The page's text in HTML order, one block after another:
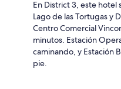
En District 3, este hotel
Lago de las Tortugas y
Centro Comercial
minutos. Estación
caminando, y Estación
pie.